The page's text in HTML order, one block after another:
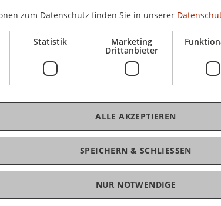
Qualifizierungspotenzial,
getestet und bewertet.
Schluss, dass sich zukunftsfähige
Unbestimmtheiten, Dynamiken und
anzunehmen haben
planerischen und entwerferischen
bewusst werden müssen. Konkret sollen das
als Handlungstheorien eines
Entwerfen erweitert werden, das
disziplinäre Ziele und Inhalte
zesse zu übersetzen und dadurch
Transformationen in Realzeit entwerferisch
zum Datenschutz finden Sie in unserer
Statistik Marketing
Drittanbieter
SPEICHERN & SCHLIESSEN
ALLE AKZEPTIEREN
NUR NOTWENDIGE